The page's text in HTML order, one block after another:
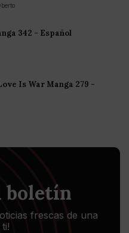
342 - Español
Is War Manga 279 -
boletín
frescas de una